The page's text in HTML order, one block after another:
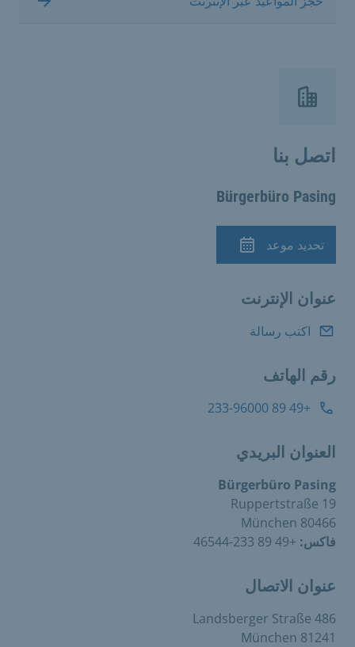
اتصل بنا
Bürgerbüro Pasing
الموعد
تحديد موعد
عنوان الإنترنت
اكتب رسالة
رقم الهاتف
+49 89 233-96000
العنوان البريدي
Bürgerbüro Pasing
Ruppertstraße 19
80466 München
فاكس: +49 89 233-46544
عنوان الاتصال
Landsberger Straße 486
81241 München